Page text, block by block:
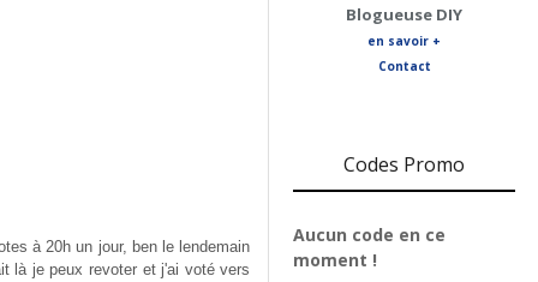
à 20h un jour, ben le lendemain
là je peux revoter et j'ai voté vers
Blogueuse DIY
en savoir +
Contact
Codes Promo
Aucun code en ce
moment !